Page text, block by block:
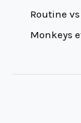
Routine
Monkeys